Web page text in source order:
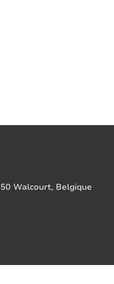
Walcourt, Belgique